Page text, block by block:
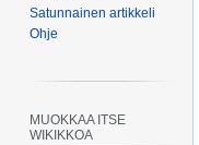
Satunnainen artikkeli
Ohje
MUOKKAA ITSE
WIKIKKOA